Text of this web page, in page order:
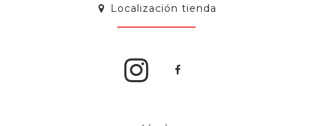
Localización tienda